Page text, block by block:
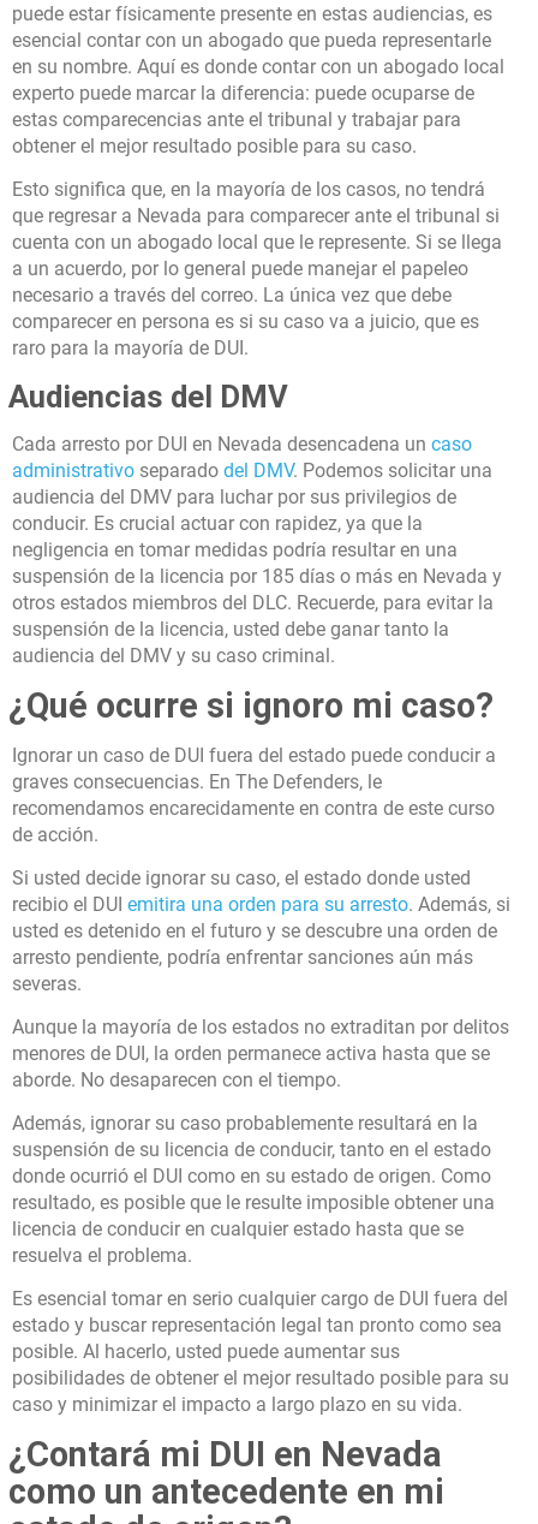
puede estar físicamente presente en estas audiencias, es
esencial contar con un abogado que pueda representarle
en su nombre. Aquí es donde contar con un abogado local
experto puede marcar la diferencia: puede ocuparse de
estas comparecencias ante el tribunal y trabajar para
obtener el mejor resultado posible para su caso.
Esto significa que, en la mayoría de los casos, no tendrá
que regresar a Nevada para comparecer ante el tribunal si
cuenta con un abogado local que le represente. Si se llega
a un acuerdo, por lo general puede manejar el papeleo
necesario a través del correo. La única vez que debe
comparecer en persona es si su caso va a juicio, que es
raro para la mayoría de DUI.
Audiencias del DMV
Cada arresto por DUI en Nevada desencadena un caso
administrativo separado del DMV. Podemos solicitar una
audiencia del DMV para luchar por sus privilegios de
conducir. Es crucial actuar con rapidez, ya que la
negligencia en tomar medidas podría resultar en una
suspensión de la licencia por 185 días o más en Nevada y
otros estados miembros del DLC. Recuerde, para evitar la
suspensión de la licencia, usted debe ganar tanto la
audiencia del DMV y su caso criminal.
¿Qué ocurre si ignoro mi caso?
Ignorar un caso de DUI fuera del estado puede conducir a
graves consecuencias. En The Defenders, le
recomendamos encarecidamente en contra de este curso
de acción.
Si usted decide ignorar su caso, el estado donde usted
recibio el DUI emitira una orden para su arresto. Además, si
usted es detenido en el futuro y se descubre una orden de
arresto pendiente, podría enfrentar sanciones aún más
severas.
Aunque la mayoría de los estados no extraditan por delitos
menores de DUI, la orden permanece activa hasta que se
aborde. No desaparecen con el tiempo.
Además, ignorar su caso probablemente resultará en la
suspensión de su licencia de conducir, tanto en el estado
donde ocurrió el DUI como en su estado de origen. Como
resultado, es posible que le resulte imposible obtener una
licencia de conducir en cualquier estado hasta que se
resuelva el problema.
Es esencial tomar en serio cualquier cargo de DUI fuera del
estado y buscar representación legal tan pronto como sea
posible. Al hacerlo, usted puede aumentar sus
posibilidades de obtener el mejor resultado posible para su
caso y minimizar el impacto a largo plazo en su vida.
¿Contará mi DUI en Nevada
como un antecedente en mi